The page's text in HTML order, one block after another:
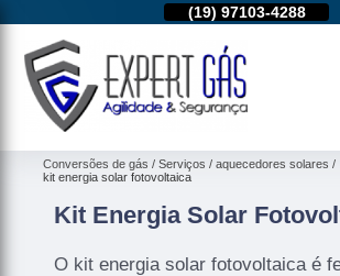
(19) 97103-4288
Conversões de gás Serviços
aquecedores solares
kit energia solar fotovoltaica
Kit Energia Solar
O kit energia solar fotovoltaica é